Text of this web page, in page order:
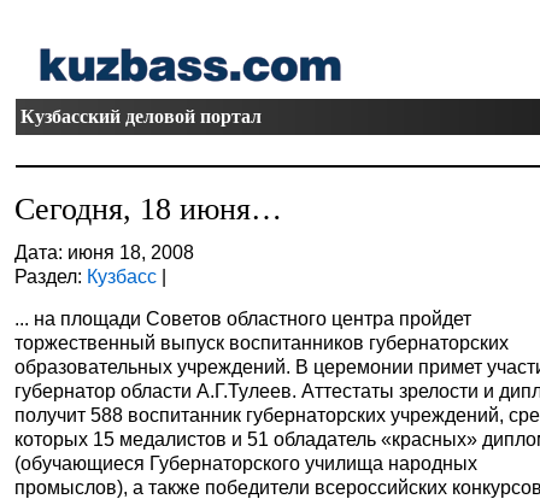
Кузбасский деловой портал
Сегодня, 18 июня…
Дата: июня 18, 2008
Раздел: Кузбасс |
... на площади Советов областного центра пройдет
торжественный выпуск воспитанников губернаторских
образовательных учреждений. В церемонии примет
губернатор области А.Г.Тулеев. Аттестаты зрелости и
получит 588 воспитанник губернаторских учреждений,
которых 15 медалистов и 51 обладатель «красных»
(обучающиеся Губернаторского училища народных
промыслов), а также победители всероссийских